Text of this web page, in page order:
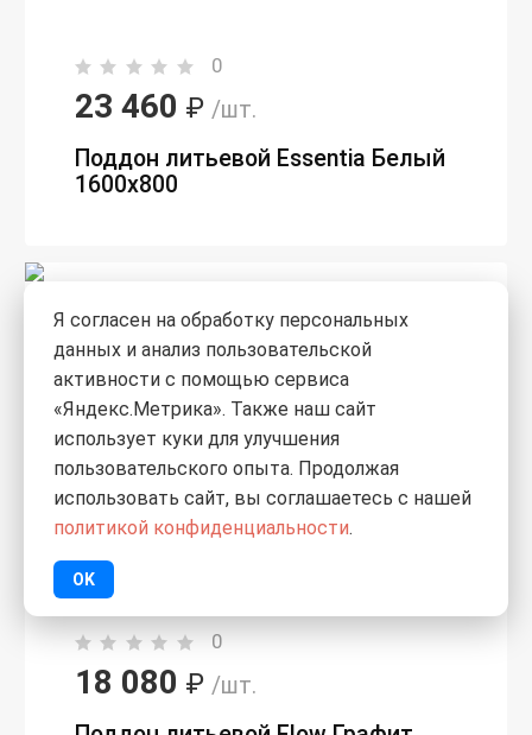
0
23 460 ₽ /шт.
Поддон литьевой Essentia Белый
1600х800
0
18 080 ₽ /шт.
Я согласен на обработку персональных
данных и анализ пользовательской
активности с помощью сервиса
«Яндекс.Метрика». Также наш сайт
использует куки для улучшения
пользовательского опыта. Продолжая
использовать сайт, вы соглашаетесь с нашей
политикой конфиденциальности.
OK